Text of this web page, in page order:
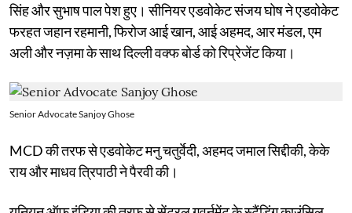
सिंह और सुभाष पाल पेश हुए। सीनियर एडवोकेट संजय घोष ने एडवोकेट
फरहत जहान रहमानी, फिरोज आई खान, आई अहमद, आर मंडल, एम
अली और नज़मा के साथ दिल्ली वक्फ बोर्ड को रिप्रेजेंट किया।
Senior Advocate Sanjoy Ghose
MCD की तरफ से एडवोकेट मनु चतुर्वेदी, अहमद जमाल सिद्दीकी, केके
राय और माधव त्रिपाठी ने पैरवी की।